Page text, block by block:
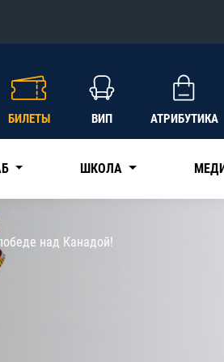
БИЛЕТЫ ВИП АТРИБУТИКА
ШКОЛА
над Канадой!